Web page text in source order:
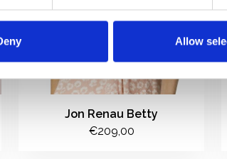
Allow
Jon Renau Betty
€209,00